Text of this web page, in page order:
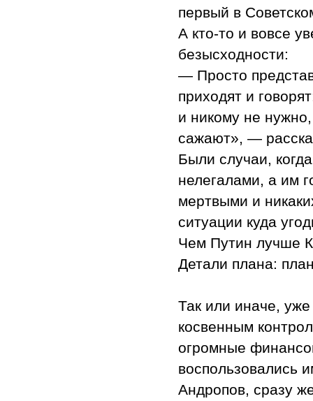
первый в
А кто-то и вовсе
безысходности:
— Просто
приходят и
и никому не
сажают», —
Были случаи,
нелегалами, а им
мертвыми и
ситуации куда
Чем Путин лучше
Детали плана:
Так или иначе,
косвенным
огромные
воспользовались
Андропов, сразу